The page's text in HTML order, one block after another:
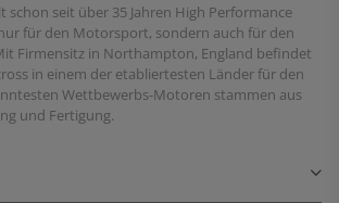
schon seit über 35 Jahren High Performance
für den Motorsport, sondern auch für den
Firmensitz in Northampton, England befindet
in einem der etabliertesten Länder für den
Wettbewerbs-Motoren stammen aus
und Fertigung.